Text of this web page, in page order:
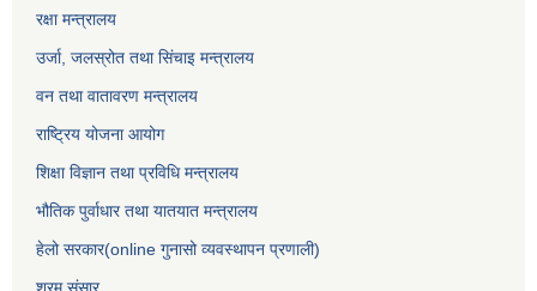
रक्षा मन्त्रालय
उर्जा, जलस्रोत तथा सिंचाइ मन्त्रालय
वन तथा वातावरण मन्त्रालय
राष्ट्रिय योजना आयोग
शिक्षा विज्ञान तथा प्रविधि मन्त्रालय
भौतिक पुर्वाधार तथा यातयात मन्त्रालय
हेलो सरकार(online गुनासो व्यवस्थापन प्रणाली)